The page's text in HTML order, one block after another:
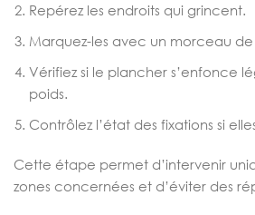
Repérez les endroits qui grincent.
Marquez-les avec un morceau
Vérifiez si le plancher s’enfonce
poids.
Contrôlez l’état des fixations si
Cette étape permet d’intervenir
zones concernées et d’éviter des